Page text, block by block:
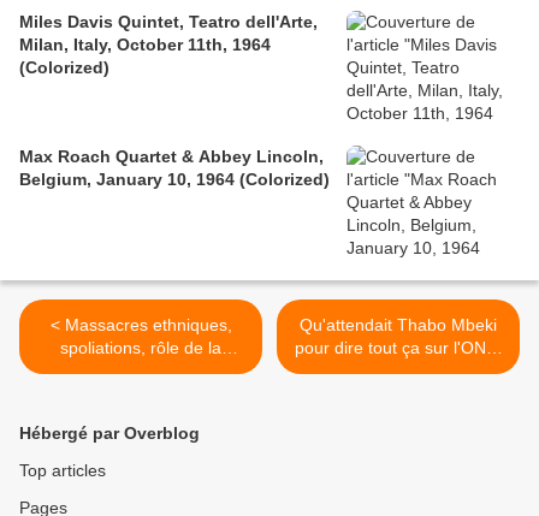
Miles Davis Quintet, Teatro dell'Arte,
Milan, Italy, October 11th, 1964
(Colorized)
Max Roach Quartet & Abbey Lincoln,
Belgium, January 10, 1964 (Colorized)
< Massacres ethniques,
spoliations, rôle de la
France... Odile Tobner sur
Qu'attendait Thabo Mbeki
pour dire tout ça sur l'ONU,
les rebelles, l'UA, Ouattara
Hébergé par Overblog
Top articles
Pages